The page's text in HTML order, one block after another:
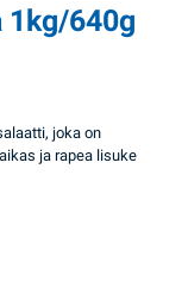
1kg/640g
joka on
ja rapea lisuke